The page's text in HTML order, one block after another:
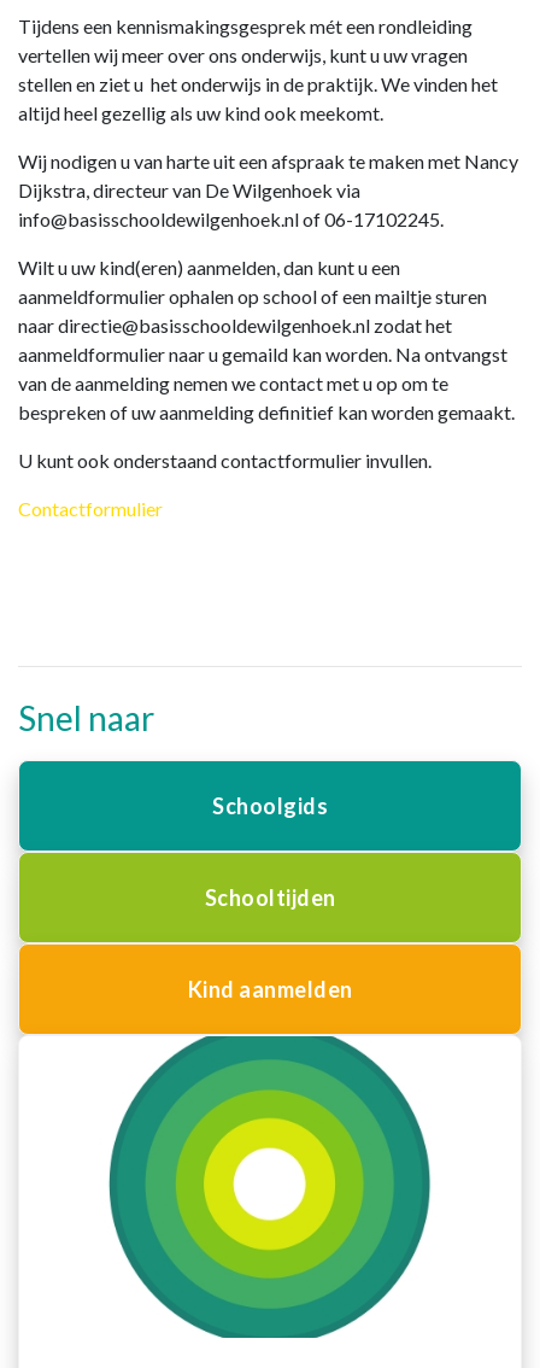
Tijdens een kennismakingsgesprek mét een rondleiding
vertellen wij meer over ons onderwijs, kunt u uw vragen
stellen en ziet u het onderwijs in de praktijk. We vinden het
altijd heel gezellig als uw kind ook meekomt.
Wij nodigen u van harte uit een afspraak te maken met Nancy
Dijkstra, directeur van De Wilgenhoek via
info@basisschooldewilgenhoek.nl of 06-17102245.
Wilt u uw kind(eren) aanmelden, dan kunt u een
aanmeldformulier ophalen op school of een mailtje sturen
naar directie@basisschooldewilgenhoek.nl zodat het
aanmeldformulier naar u gemaild kan worden. Na ontvangst
van de aanmelding nemen we contact met u op om te
bespreken of uw aanmelding definitief kan worden gemaakt.
U kunt ook onderstaand contactformulier invullen.
Contactformulier
Snel naar
Schoolgids
Schooltijden
Kind aanmelden